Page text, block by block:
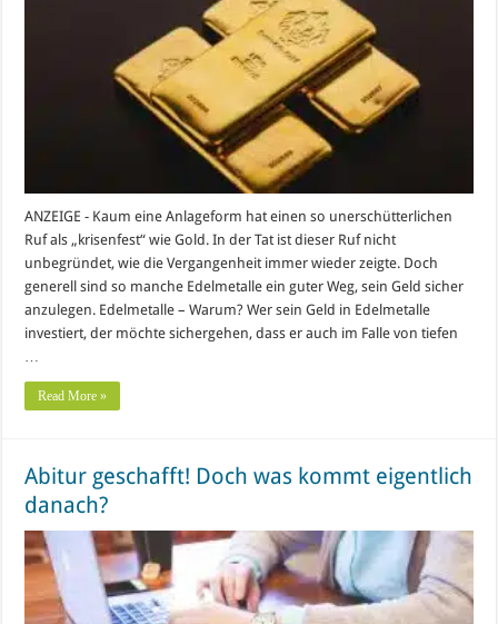
ANZEIGE - Kaum eine Anlageform hat einen so unerschütterlichen
Ruf als „krisenfest“ wie Gold. In der Tat ist dieser Ruf nicht
unbegründet, wie die Vergangenheit immer wieder zeigte. Doch
generell sind so manche Edelmetalle ein guter Weg, sein Geld sicher
anzulegen. Edelmetalle – Warum? Wer sein Geld in Edelmetalle
investiert, der möchte sichergehen, dass er auch im Falle von tiefen
Read More »
Abitur geschafft! Doch was kommt eigentlich
danach?